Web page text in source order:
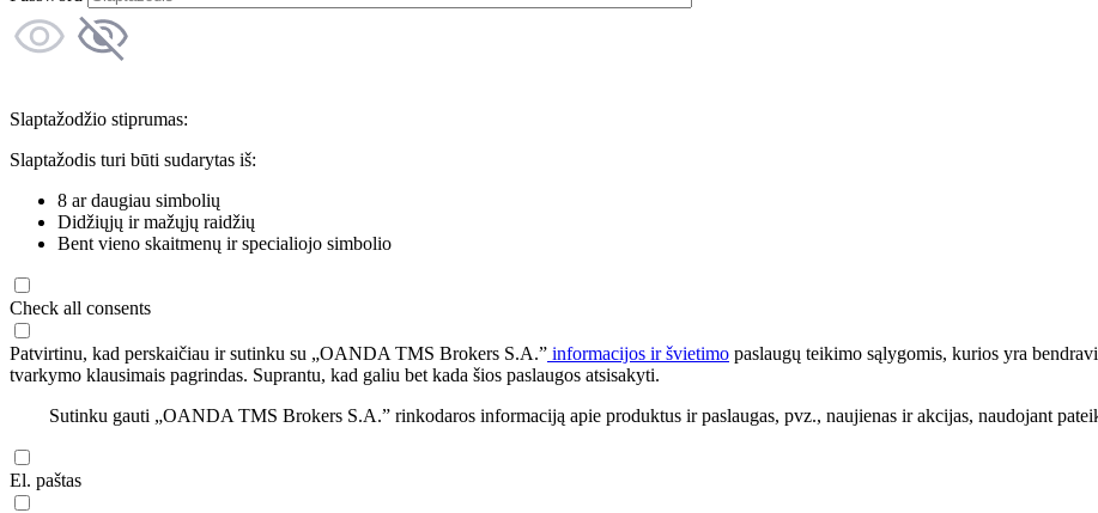
Slaptažodžio stiprumas:
Slaptažodis turi būti sudarytas iš:
8 ar daugiau simbolių
Didžiųjų ir mažųjų raidžių
Bent vieno skaitmenų ir specialiojo simbolio
Check all consents
Patvirtinu, kad perskaičiau ir sutinku su „OANDA TMS Brokers S.A.” informacijos ir švietimo paslaugų teikimo sąlygomis, kurios yra
tvarkymo klausimais pagrindas. Suprantu, kad galiu bet kada šios paslaugos atsisakyti.
Sutinku gauti „OANDA TMS Brokers S.A.” rinkodaros informaciją apie produktus ir paslaugas, pvz., naujienas ir akcijas, naudojant
El. paštas